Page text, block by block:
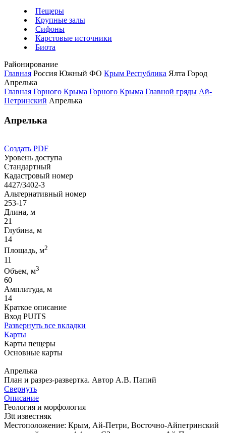
Пещеры
Крупные залы
Сифоны
Карстовые источники
Биота
Районирование
Главная Россия Южный ФО Крым Республика Ялта Город
Апрелька
Главная Горного Крыма Горного Крыма Главной гряды Ай-
Петринский Апрелька
Апрелька
Создать PDF
Уровень доступа
Стандартный
Кадастровый номер
4427/3402-3
Альтернативный номер
253-17
Длина, м
21
Глубина, м
14
Площадь, м2
11
Объем, м3
60
Амплитуда, м
14
Краткое описание
Вход PUITS
Развернуть все вкладки
Карты
Карты пещеры
Основные карты
Апрелька
План и разрез-развертка. Автор А.В. Папий
Свернуть
Описание
Геология и морфология
J3tt известняк
Местоположение: Крым, Ай-Петри, Восточно-Айпетринский